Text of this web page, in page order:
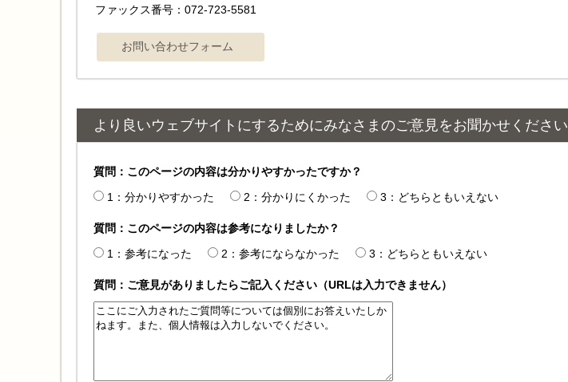
ファックス番号：072-723-5581
より良いウェブサイトにするためにみなさまのご意見をお聞かせください
質問：このページの内容は分かりやすかったですか？
1：分かりやすかった
2：分かりにくかった 3：どちらともいえない
質問：このページの内容は参考になりましたか？
1：参考になった
2：参考にならなかった 3：どちらともいえない
質問：ご意見がありましたらご記入ください（URLは入力できません）